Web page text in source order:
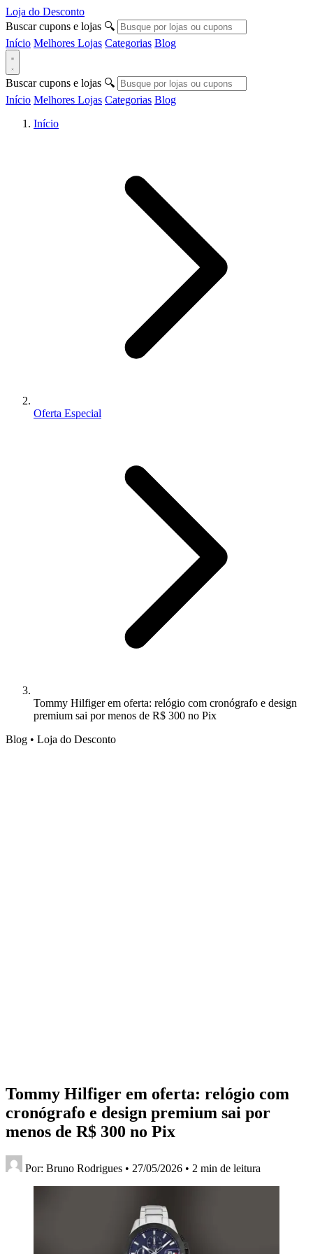
Loja do Desconto
Buscar cupons e lojas 🔍
Início Melhores Lojas Categorias Blog
Buscar cupons e lojas 🔍
Início Melhores Lojas Categorias Blog
Início
Oferta Especial
Tommy Hilfiger em oferta: relógio com cronógrafo e design
premium sai por menos de R$ 300 no Pix
Blog • Loja do Desconto
Tommy Hilfiger em oferta: relógio com
cronógrafo e design premium sai por
menos de R$ 300 no Pix
Por: Bruno Rodrigues • 27/05/2026 • 2 min de leitura